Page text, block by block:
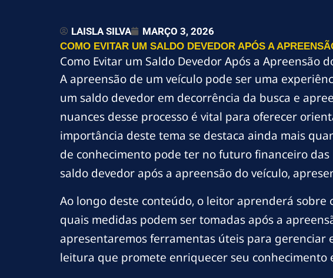
LAISLA SILVA MARÇO 3, 2026
COMO EVITAR UM SALDO DEVEDOR APÓS A
Como Evitar um Saldo Devedor Após a Apreensão
A apreensão de um veículo pode ser uma
um saldo devedor em decorrência da busca e
nuances desse processo é vital para oferecer
importância deste tema se destaca ainda mais
de conhecimento pode ter no futuro financeiro
saldo devedor após a apreensão do veículo,
Ao longo deste conteúdo, o leitor aprenderá
quais medidas podem ser tomadas após a
apresentaremos ferramentas úteis para gerenciar
leitura que promete enriquecer seu conhecimento